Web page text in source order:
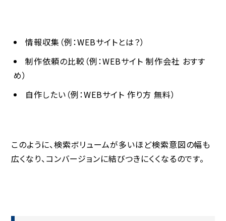
情報収集（例：WEBサイトとは？）
制作依頼の比較（例：WEBサイト 制作会社 おすす
め）
自作したい（例：WEBサイト 作り方 無料）
このように、検索ボリュームが多いほど検索意図の幅も
広くなり、コンバージョンに結びつきにくくなるのです。